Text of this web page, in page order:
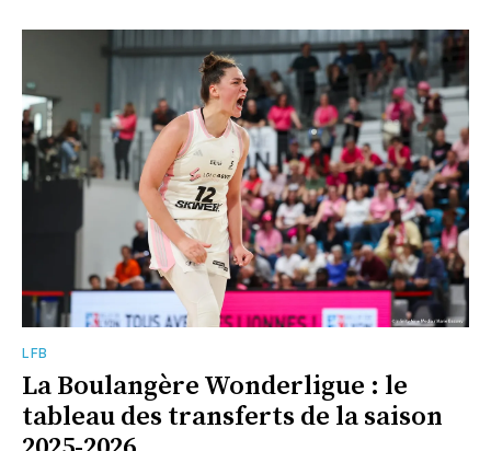
LFB
La Boulangère Wonderligue : le
tableau des transferts de la saison